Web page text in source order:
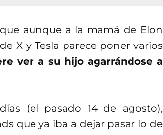
aunque a la mamá de Elon
X y Tesla parece poner varios
ver a su hijo agarrándose a
(el pasado 14 de agosto),
que ya iba a dejar pasar lo de